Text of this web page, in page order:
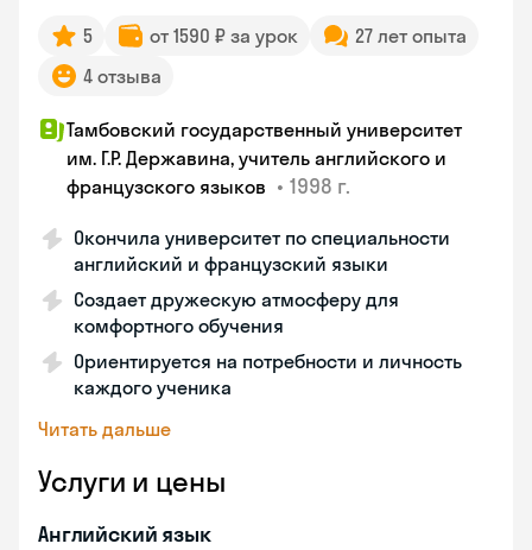
5 от 1590 ₽ за урок
27 лет опыта
4 отзыва
Тамбовский государственный университет
им. Г.Р. Державина, учитель английского и
французского языков • 1998 г.
Окончила университет по специальности
английский и французский языки
Создает дружескую атмосферу для
комфортного обучения
Ориентируется на потребности и личность
каждого ученика
Читать дальше
Услуги и цены
Английский язык